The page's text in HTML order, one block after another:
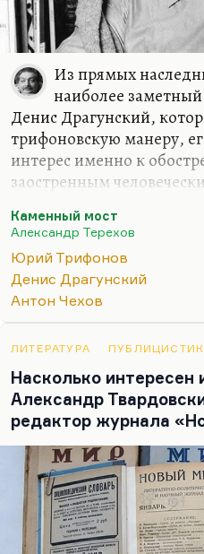
Из прямых
наиболее
Денис Драгунский,
трифоновскую манеру,
интерес именно к
заостренным
У Петрушевской есть
Я думаю, что в романе
были определенные
влияний, как и в его
трифоновскую манеру,
фразы, трифоновскую
Он берет скорее
что тоже имитируется
Так, из…
Каменный мост
Александр Терехов
Юрий Трифонов
Денис Драгунский
Антон Чехов
ЛИТЕРАТУРА
Насколько интересен
Александр
редактор журнала